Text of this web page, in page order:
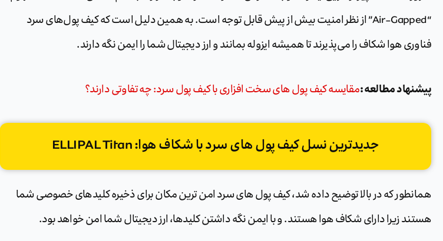
“Air-Gapped” از نظر امنیت بیش از پیش قابل توجه است. به همین دلیل است که کیف پول‌های سرد
فناوری هوا شکاف را می‌پذیرند تا همیشه ایزوله بمانند و ارز دیجیتال شما را ایمن نگه دارند.
پیشنهاد مطالعه :مقایسه کیف پول های سخت افزاری با کیف پول سرد: چه تفاوتی دارند؟
جدیدترین نسل کیف پول های سرد با شکاف هوا: ELLIPAL Titan
همانطور که در بالا توضیح داده شد، کیف پول های سرد امن ترین مکان برای ذخیره کلیدهای خصوصی شما
هستند زیرا دارای شکاف هوا هستند. و با ایمن نگه داشتن کلیدها، ارز دیجیتال شما امن خواهد بود.